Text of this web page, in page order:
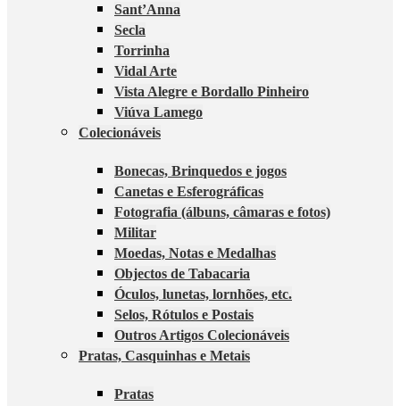
Sant’Anna
Secla
Torrinha
Vidal Arte
Vista Alegre e Bordallo Pinheiro
Viúva Lamego
Colecionáveis
Bonecas, Brinquedos e jogos
Canetas e Esferográficas
Fotografia (álbuns, câmaras e fotos)
Militar
Moedas, Notas e Medalhas
Objectos de Tabacaria
Óculos, lunetas, lornhões, etc.
Selos, Rótulos e Postais
Outros Artigos Colecionáveis
Pratas, Casquinhas e Metais
Pratas